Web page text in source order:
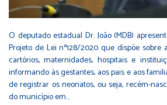
O deputado estadual Dr. João (MDB)
Projeto de Lei nº128/2020 que dispõe sobre
cartórios, maternidades, hospitais e
informando às gestantes, aos pais e aos
de registrar os neonatos, ou seja, recém-
do município em…